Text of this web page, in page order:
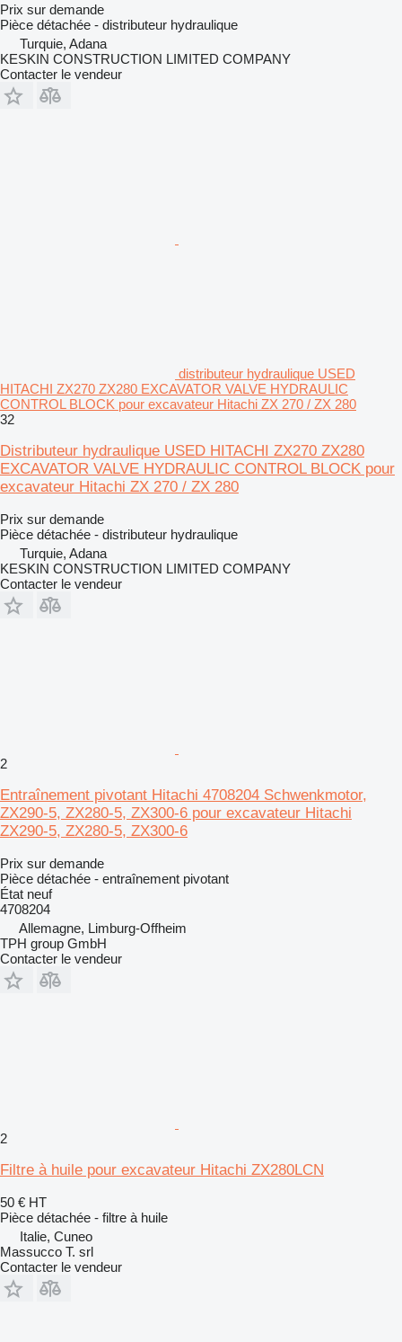
Prix sur demande
Pièce détachée - distributeur hydraulique
Turquie, Adana
KESKIN CONSTRUCTION LIMITED COMPANY
Contacter le vendeur
distributeur hydraulique USED
HITACHI ZX270 ZX280 EXCAVATOR VALVE HYDRAULIC
CONTROL BLOCK pour excavateur Hitachi ZX 270 / ZX 280
32
Distributeur hydraulique USED HITACHI ZX270 ZX280
EXCAVATOR VALVE HYDRAULIC CONTROL BLOCK pour
excavateur Hitachi ZX 270 / ZX 280
Prix sur demande
Pièce détachée - distributeur hydraulique
Turquie, Adana
KESKIN CONSTRUCTION LIMITED COMPANY
Contacter le vendeur
2
Entraînement pivotant Hitachi 4708204 Schwenkmotor,
ZX290-5, ZX280-5, ZX300-6 pour excavateur Hitachi
ZX290-5, ZX280-5, ZX300-6
Prix sur demande
Pièce détachée - entraînement pivotant
État neuf
4708204
Allemagne, Limburg-Offheim
TPH group GmbH
Contacter le vendeur
2
Filtre à huile pour excavateur Hitachi ZX280LCN
50 € HT
Pièce détachée - filtre à huile
Italie, Cuneo
Massucco T. srl
Contacter le vendeur